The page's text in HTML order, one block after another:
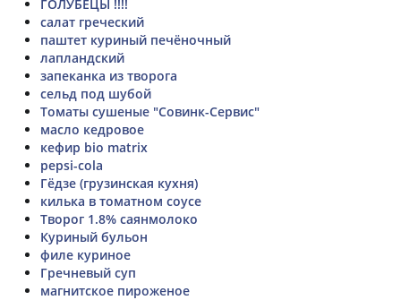
ГОЛУБЕЦЫ !!!!
салат греческий
паштет куриный печёночный
лапландский
запеканка из творога
сельд под шубой
Томаты сушеные "Совинк-Сервис"
масло кедровое
кефир bio matrix
pepsi-cola
Гёдзе (грузинская кухня)
килька в томатном соусе
Творог 1.8% саянмолоко
Куриный бульон
филе куриное
Гречневый суп
магнитское пироженое